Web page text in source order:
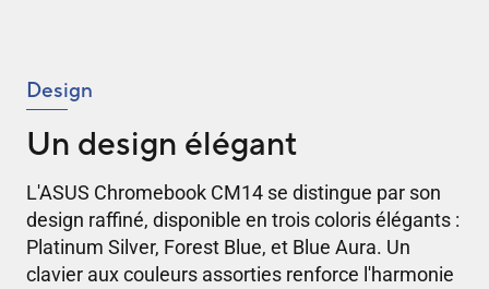
Design
Un design élégant
L'ASUS Chromebook CM14 se distingue par son
design raffiné, disponible en trois coloris élégants :
Platinum Silver, Forest Blue, et Blue Aura. Un
clavier aux couleurs assorties renforce l'harmonie